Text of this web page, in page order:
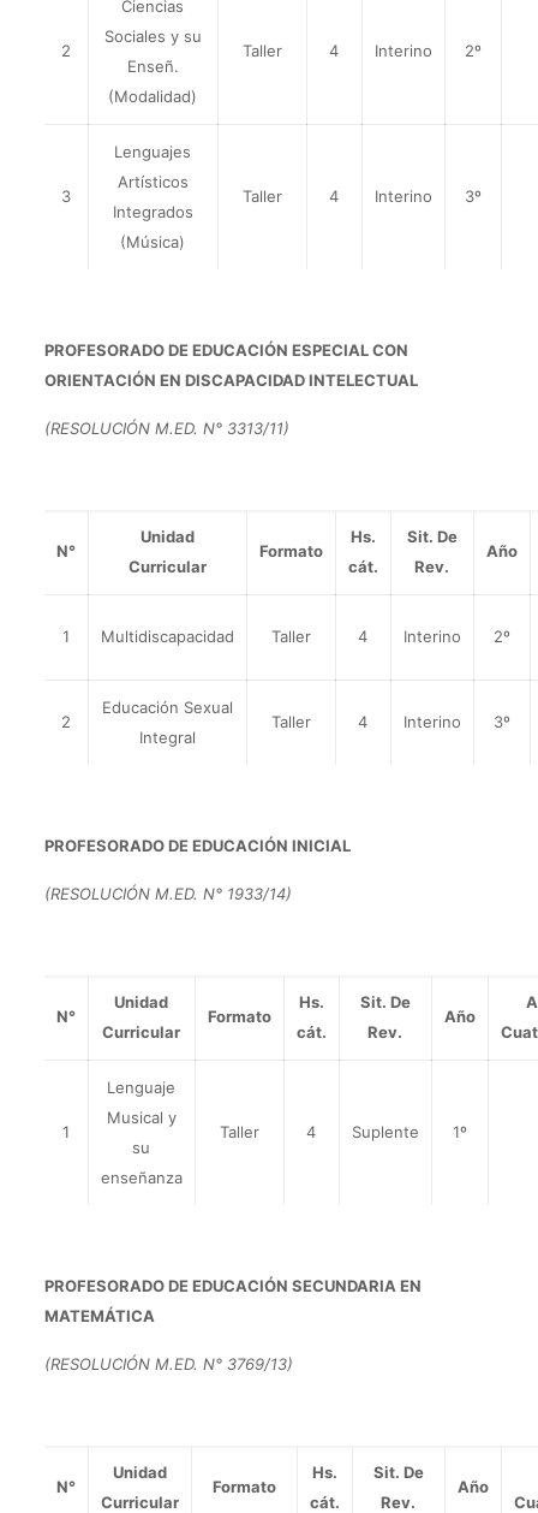
2
Ciencias
Sociales y su
Enseñ.
(Modalidad)
Taller 4 Interino 2º
3
Lenguajes
Artísticos
Integrados
(Música)
Taller 4 Interino 3º
PROFESORADO DE EDUCACIÓN ESPECIAL CON
ORIENTACIÓN EN DISCAPACIDAD INTELECTUAL
(RESOLUCIÓN M.ED. N° 3313/11)
N°
Unidad
Curricular
Formato
Hs.
cát.
Sit. De
Rev.
Año
1 Multidiscapacidad Taller 4 Interino 2º
2
Educación Sexual
Integral
Taller 4 Interino 3º
PROFESORADO DE EDUCACIÓN INICIAL
(RESOLUCIÓN M.ED. N° 1933/14)
N°
Unidad
Curricular
Formato
Hs.
cát.
Sit. De
Rev.
Año
1
Lenguaje
Musical y
su
enseñanza
Taller 4 Suplente 1º
PROFESORADO DE EDUCACIÓN SECUNDARIA EN
MATEMÁTICA
(RESOLUCIÓN M.ED. N° 3769/13)
N°
Unidad
Curricular
Formato
Hs.
cát.
Sit. De
Rev.
Año